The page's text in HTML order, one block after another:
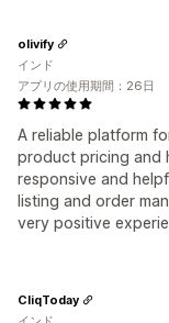
A reliable platform
product pricing and
responsive and
listing and order
very positive
olivify
インド
アプリの使用期間：26日
CliqToday